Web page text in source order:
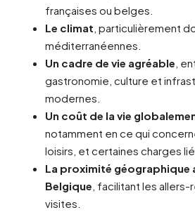
françaises ou belges.
Le climat , particulièrement
méditerranéennes.
Un cadre de vie agréable ,
gastronomie, culture et
modernes.
Un coût de la vie
notamment en ce qui
loisirs, et certaines charges
La proximité géographique
Belgique , facilitant les
visites.